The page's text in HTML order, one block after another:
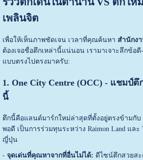
เพลินจิต
เพื่อให้เห็นภาพชัดเจน เวลาที่คุณค้นหา สำนักง
ต้องเจอชื่อตึกเหล่านี้แน่นอน เรามาเจาะลึกข้อ
แบบตรงไปตรงมาครับ:
1. One City Centre (OCC) - แชมป์
นี้
ตึกนี้คือแลนด์มาร์กใหม่ล่าสุดที่ตั้งอยู่ตรงข้ามกับ
พอดี เป็นการร่วมทุนระหว่าง Raimon Land และ
ญี่ปุ่น
- จุดเด่นที่คุณหาจากที่อื่นไม่ได้: ดีไซน์ตึกสวยส